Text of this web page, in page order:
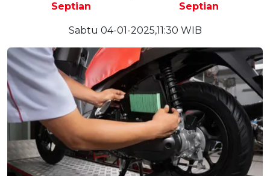
Septian
Septian
Sabtu 04-01-2025,11:30 WIB